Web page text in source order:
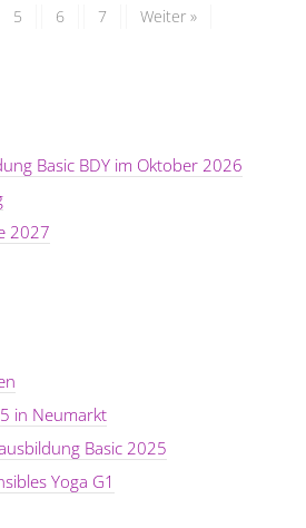
5 6 7 Weiter »
Basic BDY im Oktober 2026
2027
in Neumarkt
Basic 2025
Yoga G1